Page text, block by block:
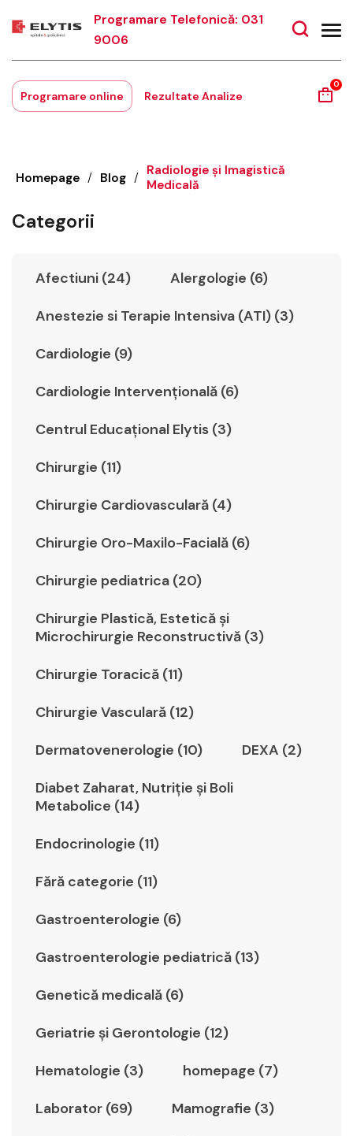
Programare Telefonică: 031
9006
Programare online Rezultate Analize
0
Homepage / Blog / Radiologie şi Imagistică
Medicală
Categorii
Afectiuni (24)
Alergologie (6)
Anestezie si Terapie Intensiva (ATI) (3)
Cardiologie (9)
Cardiologie Intervențională (6)
Centrul Educațional Elytis (3)
Chirurgie (11)
Chirurgie Cardiovasculară (4)
Chirurgie Oro-Maxilo-Facială (6)
Chirurgie pediatrica (20)
Chirurgie Plastică, Estetică şi
Microchirurgie Reconstructivă (3)
Chirurgie Toracică (11)
Chirurgie Vasculară (12)
Dermatovenerologie (10)
DEXA (2)
Diabet Zaharat, Nutriţie şi Boli
Metabolice (14)
Endocrinologie (11)
Fără categorie (11)
Gastroenterologie (6)
Gastroenterologie pediatrică (13)
Genetică medicală (6)
Geriatrie şi Gerontologie (12)
Hematologie (3)
homepage (7)
Laborator (69)
Mamografie (3)